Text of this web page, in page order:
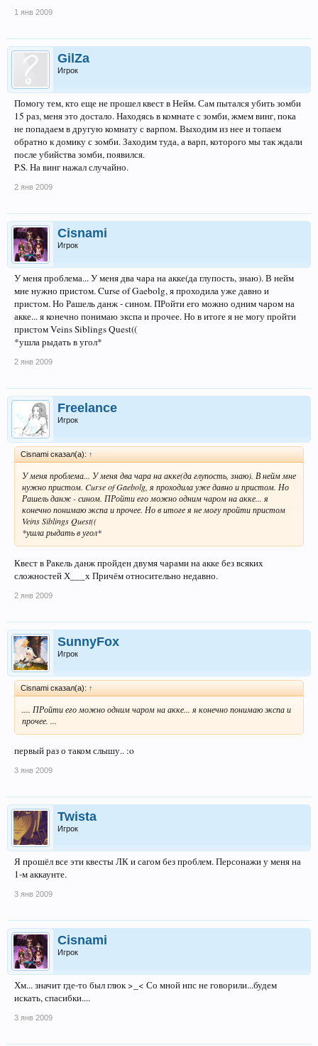
1 янв 2009
GilZa
Игрок
Помогу тем, кто еще не прошел квест в Нейм. Сам пытался убить зомби
15 раз, меня это достало. Находясь в комнате с зомби, жмем винг, пока
не попадаем в другую комнату с варпом. Выходим из нее и топаем
обратно к домику с зомби. Заходим туда, а варп, которого мы так ждали
после убийства зомби, появился.
P.S. На винг нажал случайно.
2 янв 2009
Cisnami
Игрок
У меня проблема... У меня два чара на акке(да глупость, знаю). В нейм
мне нужно пристом. Curse of Gaebolg, я проходила уже давно и
пристом. Но Рашель данж - сином. ПРойти его можно одним чаром на
акке... я конечно понимаю экспа и прочее. Но в итоге я не могу пройти
пристом Veins Siblings Quest((
*ушла рыдать в угол*
2 янв 2009
Freelance
Игрок
Cisnami сказал(а): ↑
У меня проблема... У меня два чара на акке(да глупость, знаю). В нейм мне
нужно пристом. Curse of Gaebolg, я проходила уже давно и пристом. Но
Рашель данж - сином. ПРойти его можно одним чаром на акке... я
конечно понимаю экспа и прочее. Но в итоге я не могу пройти пристом
Veins Siblings Quest((
*ушла рыдать в угол*
Квест в Ракель данж пройден двумя чарами на акке без всяких
сложностей Х___х Причём относительно недавно.
2 янв 2009
SunnyFox
Игрок
Cisnami сказал(а): ↑
.... ПРойти его можно одним чаром на акке... я конечно понимаю экспа и
прочее. ...
первый раз о таком слышу.. :o
3 янв 2009
Twista
Игрок
Я прошёл все эти квесты ЛК и сагом без проблем. Персонажи у меня на
1-м аккаунте.
3 янв 2009
Cisnami
Игрок
Хм... значит где-то был глюк >_< Со мной нпс не говорили...будем
искать, спасибки....
3 янв 2009